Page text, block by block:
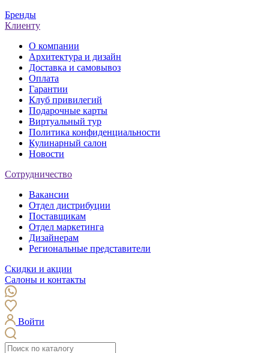
Бренды
Клиенту
О компании
Архитектура и дизайн
Доставка и самовывоз
Оплата
Гарантии
Клуб привилегий
Подарочные карты
Виртуальный тур
Политика конфиденциальности
Кулинарный салон
Новости
Сотрудничество
Вакансии
Отдел дистрибуции
Поставщикам
Отдел маркетинга
Дизайнерам
Региональные представители
Скидки и акции
Салоны и контакты
Войти